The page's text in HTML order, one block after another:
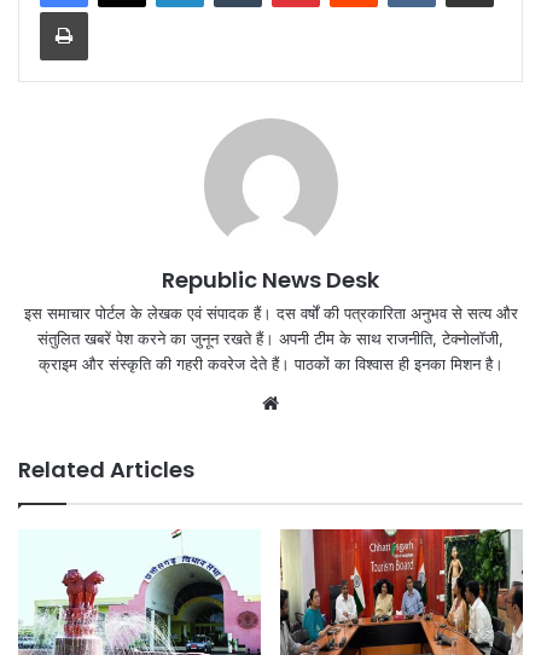
Print
Republic News Desk
इस समाचार पोर्टल के लेखक एवं संपादक हैं। दस वर्षों की पत्रकारिता अनुभव से सत्य और
संतुलित खबरें पेश करने का जुनून रखते हैं। अपनी टीम के साथ राजनीति, टेक्नोलॉजी,
क्राइम और संस्कृति की गहरी कवरेज देते हैं। पाठकों का विश्वास ही इनका मिशन है।
Related Articles